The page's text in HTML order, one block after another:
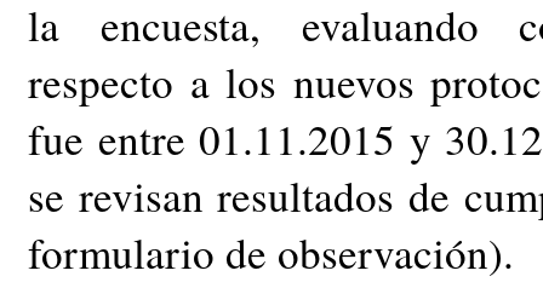
la encuesta, evaluando
respecto a los nuevos
fue entre 01.11.2015 y
se revisan resultados de
formulario de observación).